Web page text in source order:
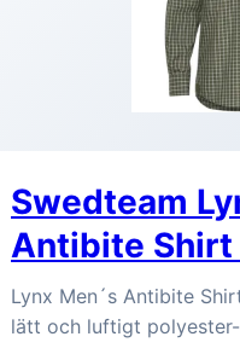
Swedteam
Antibite Shirt
Lynx Men´s Antibite
lätt och luftigt